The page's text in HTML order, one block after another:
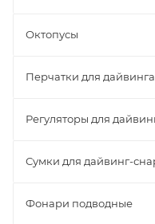
Октопусы
Перчатки для
Регуляторы для
Сумки для дайвинг-
Фонари подводные